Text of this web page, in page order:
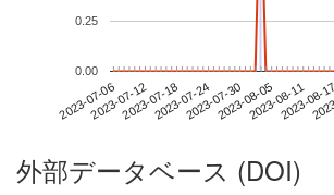
2023-07-062023-07-122023-07-182023-07-242023-07-302023-08-052023-08-11
2023-08-
0.00
0.25
外部データベース (DOI)